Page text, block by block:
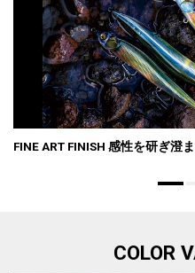
FINE ART FINISH 感性を研ぎ澄
COLOR